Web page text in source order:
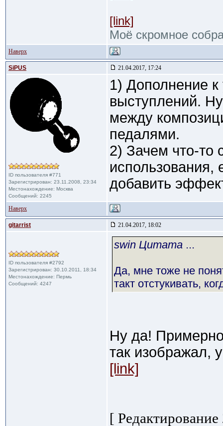
[link]
Моё скромное
Наверх
SiPUS 21.04.2017, 17:24
ID пользователя #771
Зарегистрирован: 23.11.2008, 23:34
Местонахождение: Москва
Сообщений: 2245
1) Дополнение
выступлений.
между
педалями.
2) Зачем что-то
добавить
Наверх
gitarrist 21.04.2017, 18:02
ID пользователя #2792
Зарегистрирован: 30.10.2011, 18:34
Местонахождение: Пермь
Сообщений: 4247
swin Цитата ...
Да, мне тоже не
такт отстукивать,
Ну да!
так изображал,
[link]
[